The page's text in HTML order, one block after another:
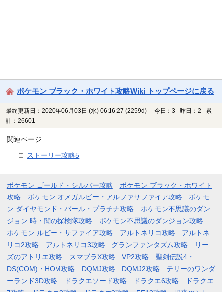
ポケモン ブラック・ホワイト攻略Wiki トップページに戻る
最終更新日：2020年06月03日 (水) 06:16:27 (2259d)
今日：3 昨日：2 累
計：26601
関連ページ
ストーリー攻略5
ポケモン ゴールド・シルバー攻略
ポケモン ブラック・ホワイト
攻略
ポケモン オメガルビー・アルファサファイア攻略
ポケモ
ン ダイヤモンド・パール・プラチナ攻略
ポケモン不思議のダン
ジョン 時・闇の探検隊攻略
ポケモン不思議のダンジョン攻略
ポケモン ルビー・サファイア攻略
アルトネリコ攻略
アルトネ
リコ2攻略
アルトネリコ3攻略 グランファンタズム攻略
リー
ズのアトリエ攻略
スマブラX攻略 VP2攻略
聖剣伝説4・
DS(COM)・HOM攻略
DQMJ攻略 DQMJ2攻略
テリーのワンダ
ーランド3D攻略
ドラクエソード攻略 ドラクエ6攻略
ドラクエ